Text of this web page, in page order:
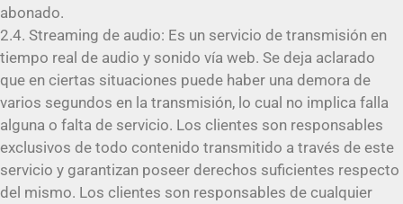
abonado.
2.4. Streaming de audio: Es un servicio de transmisión en
tiempo real de audio y sonido vía web. Se deja aclarado
que en ciertas situaciones puede haber una demora de
varios segundos en la transmisión, lo cual no implica falla
alguna o falta de servicio. Los clientes son responsables
exclusivos de todo contenido transmitido a través de este
servicio y garantizan poseer derechos suficientes respecto
del mismo. Los clientes son responsables de cualquier